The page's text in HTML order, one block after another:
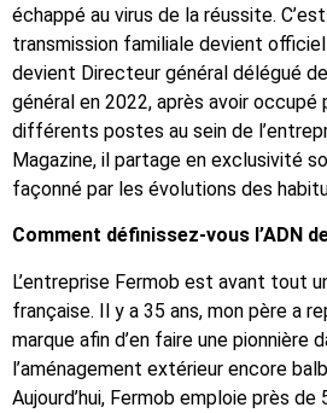
échappé au virus de la réussite.
transmission familiale devient
devient Directeur général délégué
général en 2022, après avoir occupé
différents postes au sein de
Magazine, il partage en exclusivité
façonné par les évolutions des
Comment définissez-vous l’ADN
L’entreprise Fermob est avant tout
française. Il y a 35 ans, mon père a
marque afin d’en faire une pionnière
l’aménagement extérieur encore
Aujourd’hui, Fermob emploie près de